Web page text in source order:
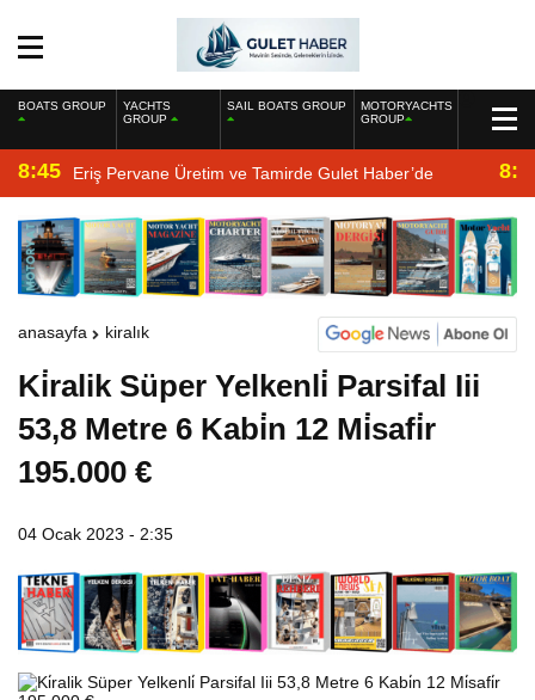
BOATS GROUP
YACHTS
GROUP
SAIL BOATS GROUP
MOTORYACHTS
GROUP
8:45 Eriş Pervane Üretim ve Tamirde Gulet Haber’de
anasayfa kiralık
Ki̇ralik Süper Yelkenli̇ Parsifal Iii
53,8 Metre 6 Kabi̇n 12 Mi̇safi̇r
195.000 €
04 Ocak 2023 - 2:35